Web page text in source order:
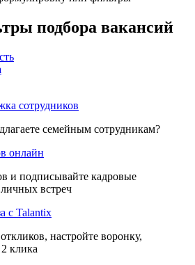
подбора вакансий
сотрудников
семейным сотрудникам?
онлайн
и подписывайте кадровые
встреч
с Talantix
настройте воронку,
клика